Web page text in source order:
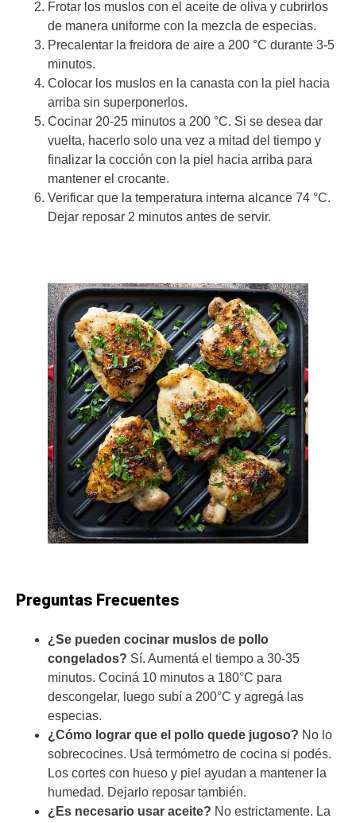
Frotar los muslos con el aceite de oliva y cubrirlos
de manera uniforme con la mezcla de especias.
Precalentar la freidora de aire a 200 °C durante 3-5
minutos.
Colocar los muslos en la canasta con la piel hacia
arriba sin superponerlos.
Cocinar 20-25 minutos a 200 °C. Si se desea dar
vuelta, hacerlo solo una vez a mitad del tiempo y
finalizar la cocción con la piel hacia arriba para
mantener el crocante.
Verificar que la temperatura interna alcance 74 °C.
Dejar reposar 2 minutos antes de servir.
Preguntas Frecuentes
¿Se pueden cocinar muslos de pollo
congelados? Sí. Aumentá el tiempo a 30-35
minutos. Cociná 10 minutos a 180°C para
descongelar, luego subí a 200°C y agregá las
especias.
¿Cómo lograr que el pollo quede jugoso? No lo
sobrecocines. Usá termómetro de cocina si podés.
Los cortes con hueso y piel ayudan a mantener la
humedad. Dejarlo reposar también.
¿Es necesario usar aceite? No estrictamente. La